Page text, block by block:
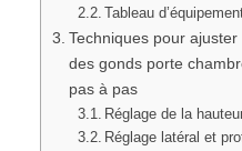
Tableau
Techniques pour
des gonds porte
pas à pas
Réglage de la
Réglage latéral et